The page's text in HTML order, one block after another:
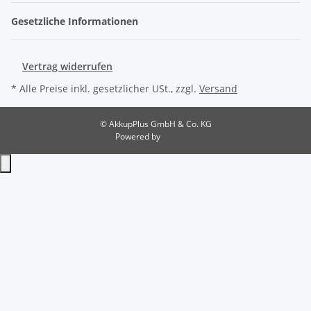
Gesetzliche Informationen
Vertrag widerrufen
* Alle Preise inkl. gesetzlicher USt., zzgl. Versand
© AkkupPlus GmbH & Co. KG
Powered by